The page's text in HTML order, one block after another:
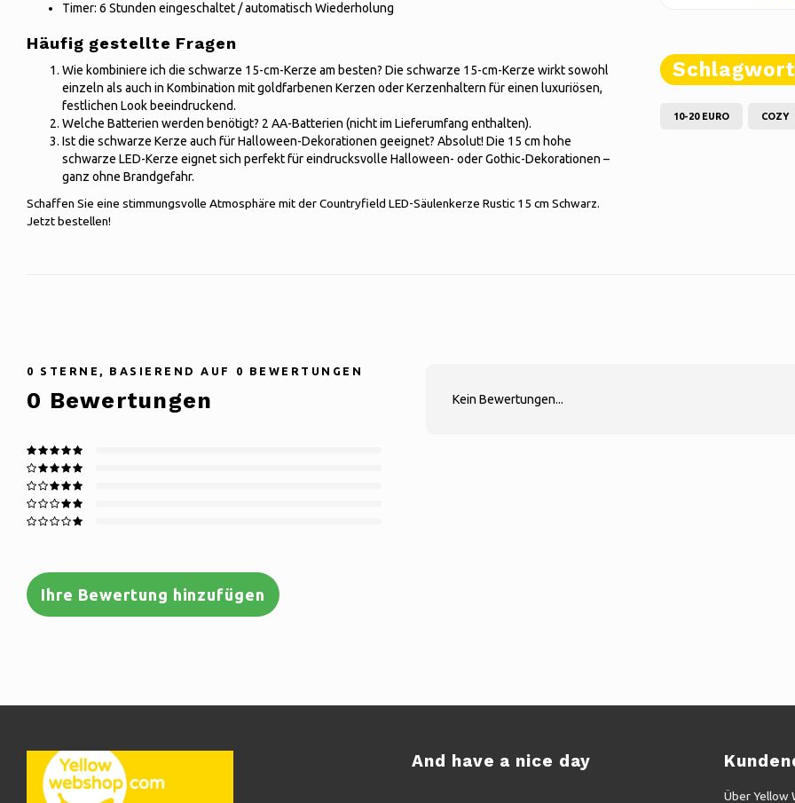
Timer: 6 Stunden eingeschaltet / automatisch Wiederholung
Häufig gestellte Fragen
Wie kombiniere ich die schwarze 15-cm-Kerze am besten? Die schwarze 15-cm-Kerze wirkt sowohl
einzeln als auch in Kombination mit goldfarbenen Kerzen oder Kerzenhaltern für einen luxuriösen,
festlichen Look beeindruckend.
Welche Batterien werden benötigt? 2 AA-Batterien (nicht im Lieferumfang enthalten).
Ist die schwarze Kerze auch für Halloween-Dekorationen geeignet? Absolut! Die 15 cm hohe
schwarze LED-Kerze eignet sich perfekt für eindrucksvolle Halloween- oder Gothic-Dekorationen –
ganz ohne Brandgefahr.
Schaffen Sie eine stimmungsvolle Atmosphäre mit der Countryfield LED-Säulenkerze Rustic 15 cm Schwarz.
Jetzt bestellen!
10-20 EURO COZY
0 STERNE, BASIEREND AUF 0 BEWERTUNGEN
0 Bewertungen
Ihre Bewertung hinzufügen
Kein Bewertungen...
And have a nice day
Über Yellow